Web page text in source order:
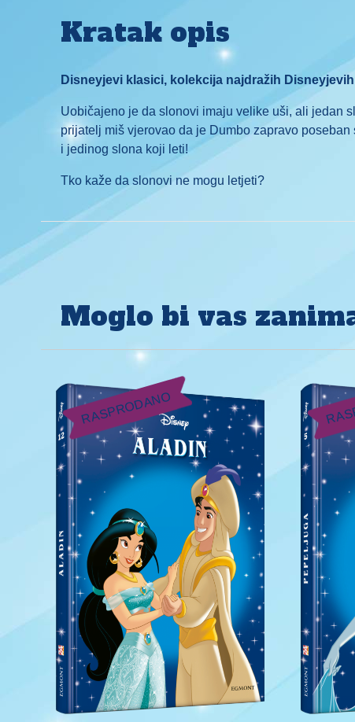
Kratak opis
Disneyjevi klasici, kolekcija najdražih
Uobičajeno je da slonovi imaju velike uši, ali jedan
prijatelj miš vjerovao da je Dumbo zapravo
i jedinog slona koji leti!
Tko kaže da slonovi ne mogu letjeti?
Moglo bi vas
RASPRODANO